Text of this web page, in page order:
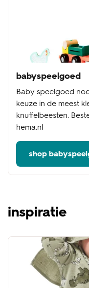
babyspeelgoed
Baby speelgoed
keuze in de meest
knuffelbeesten.
hema.nl
shop
inspiratie